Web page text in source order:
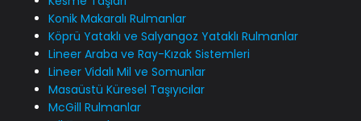
Konik Makaralı Rulmanlar
Köprü Yataklı ve Salyangoz Yataklı Rulmanlar
Lineer Araba ve Ray-Kızak Sistemleri
Lineer Vidalı Mil ve Somunlar
Masaüstü Küresel Taşıyıcılar
McGill Rulmanlar